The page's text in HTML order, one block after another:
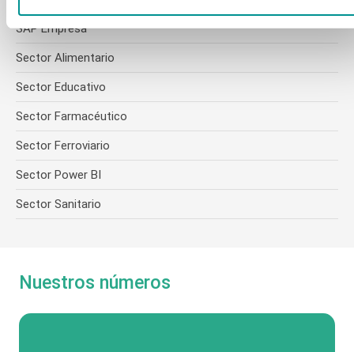
SAP Empresa
Sector Alimentario
Sector Educativo
Sector Farmacéutico
Sector Ferroviario
Sector Power BI
Sector Sanitario
Nuestros números